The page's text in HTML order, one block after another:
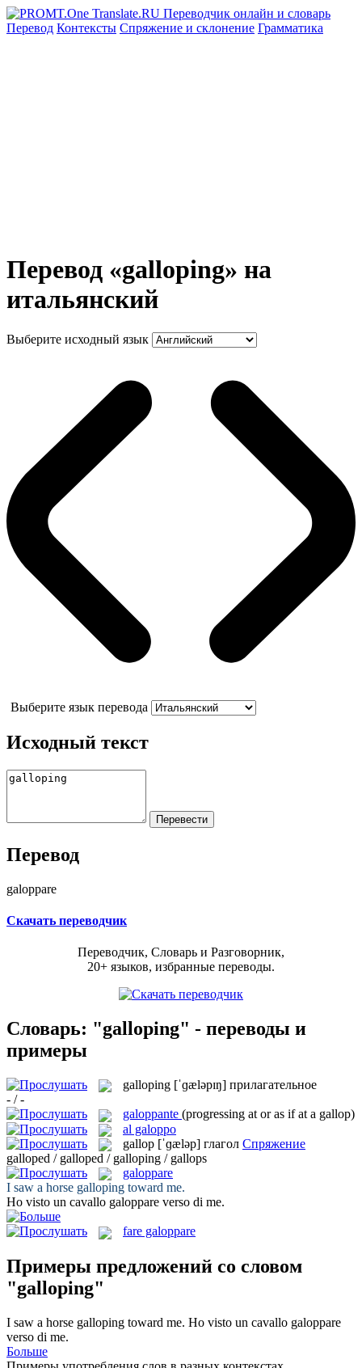
Перевод Контексты Спряжение и склонение Грамматика
Перевод «galloping» на
итальянский
Выберите исходный язык
Выберите язык перевода
Исходный текст
Перевод
galoppare
Скачать переводчик
Переводчик, Словарь и Разговорник,
20+ языков, избранные переводы.
Словарь: "galloping" - переводы и
примеры
galloping [ˈɡæləpɪŋ] прилагательное
- / -
galoppante (progressing at or as if at a gallop)
al galoppo
gallop [ˈɡæləp] глагол Спряжение
galloped / galloped / galloping / gallops
galoppare
I saw a horse galloping toward me.
Ho visto un cavallo galoppare verso di me.
fare galoppare
Примеры предложений со словом
"galloping"
I saw a horse galloping toward me. Ho visto un cavallo galoppare
verso di me.
Больше